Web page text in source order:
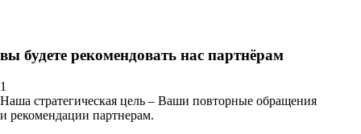
вы будете рекомендовать нас партнёрам
1
Наша стратегическая цель – Ваши повторные обращения
и рекомендации партнерам.